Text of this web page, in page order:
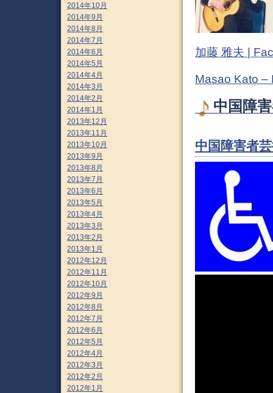
加藤 雅夫 |
Masao Kato –
中国障
中国障害者
2014年10月
2014年9月
2014年8月
2014年7月
2014年6月
2014年5月
2014年4月
2014年3月
2014年2月
2014年1月
2013年12月
2013年11月
2013年10月
2013年9月
2013年8月
2013年7月
2013年6月
2013年5月
2013年4月
2013年3月
2013年2月
2013年1月
2012年12月
2012年11月
2012年10月
2012年9月
2012年8月
2012年7月
2012年6月
2012年5月
2012年4月
2012年3月
2012年2月
2012年1月